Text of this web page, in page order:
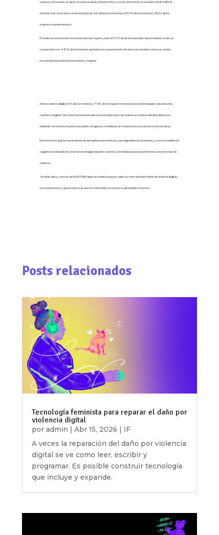
cuerpos y emociones, es decir, en nuestra salud y bienestar físico, social y emocional. De acuerdo a la MOCIBA la
emoción más recurrente a nivel nacional tras vivir ciberacoso fue enojo, el 56.6% de los hombres y 68.2% de las
mujeres lo experimentaron.
El miedo fue una emoción recurrente para las mujeres, pues el 31.7% de las encuestadas reportó haberlo vivido, en
comparación con el 15.1% de los hombres que indicaron experimentarlo. En este caso también vemos un cambio
porcentual importante entre hombres y mujeres.
Ante la violencia digital, 56% de los hombres y 71.5% de las mujeres tomaron la acción de bloquear a las personas,
cuentas o páginas. Nos parece interesante que un porcentaje mayor de mujeres accionaron desde la denuncia o
hablando con una tercera persona, padres, amigos/as o familiares, en comparación porcentual con los hombres.
Reconocemos que las herramientas de autodefensa preventivas y de seguridad son necesarias, y como sociedad civil
seguimos insistiendo en construir estrategias desde lo colectivo y lo individual para hacerle frente a estas formas de
violencia.
Sin duda, datos como los de la MOCIBA dejan en evidencia que es cada vez más relevante hablar de violencia digital y
sus implicaciones, y que las personas que son vulneradas reconocen su gravedad e impactos.
Posts relacionados
Tecnología feminista para reparar el daño por
violencia digital
por admin | Abr 15, 2026 | IF
A veces la reparación del daño por violencia
digital se ve como leer, escribir y
programar. Es posible construir tecnología
que incluye y expande.